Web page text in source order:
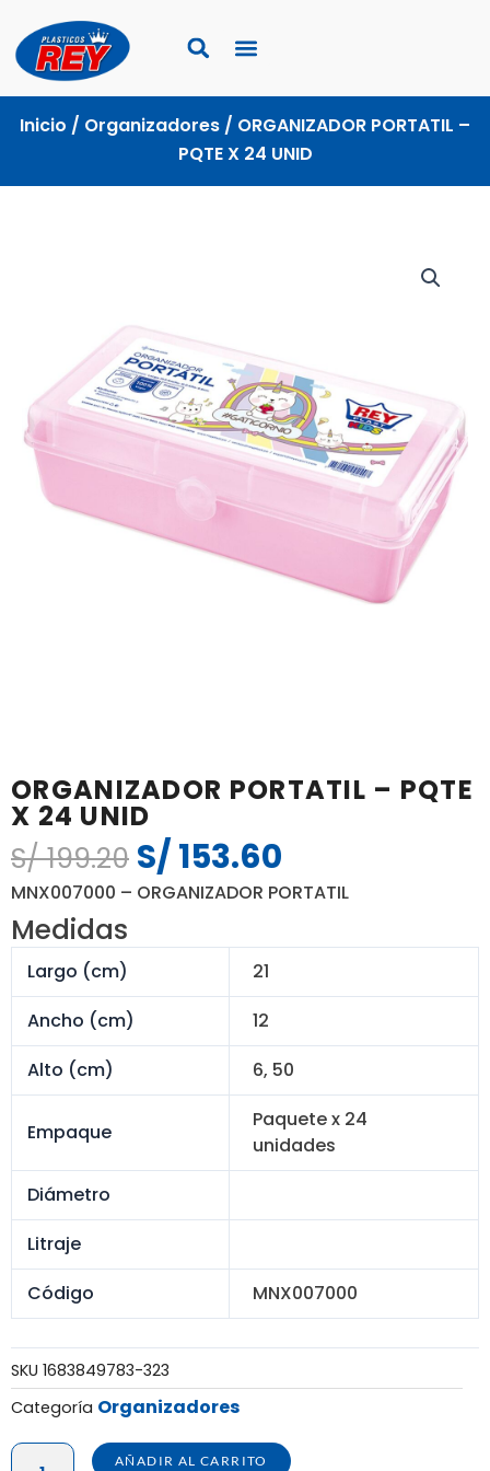
contenido
Inicio / Organizadores / ORGANIZADOR PORTATIL –
PQTE X 24 UNID
ORGANIZADOR PORTATIL – PQTE
X 24 UNID
S/199.20 El
precio
era:
S/ 199.20.
S/153.60
precio
es:
MNX007000 – ORGANIZADOR PORTATIL
Medidas
Largo (cm)
21
Ancho (cm)
12
Alto (cm)
6, 50
Empaque
Paquete x 24
unidades
Diámetro
Litraje
Código
MNX007000
SKU 1683849783-323
Categoría Organizadores
ORGANIZADORAÑADIR AL CARRITO